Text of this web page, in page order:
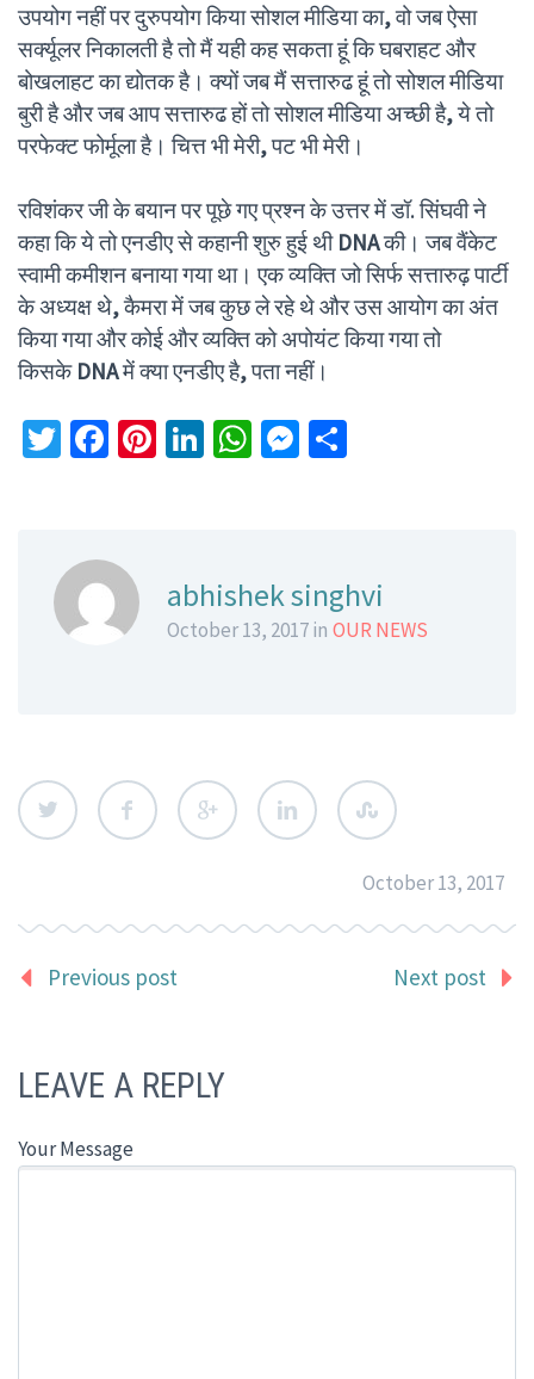
उपयोग नहीं पर दुरुपयोग किया सोशल मीडिया का,वो जब ऐसा
सर्क्यूलर निकालती है तो मैं यही कह सकता हूं कि घबराहट और
बोखलाहट का द्योतक है। क्यों जब मैं सत्तारुढ हूं तो सोशल मीडिया
बुरी है और जब आप सत्तारुढ हों तो सोशल मीडिया अच्छी है,ये तो
परफेक्ट फोर्मूला है। चित्त भी मेरी,पट भी मेरी।
रविशंकर जी के बयान पर पूछे गए प्रश्न के उत्तर में डॉ. सिंघवी ने
कहा कि ये तो एनडीए से कहानी शुरु हुई थी DNAकी। जब वैंकेट
स्वामी कमीशन बनाया गया था। एक व्यक्ति जो सिर्फ सत्तारुढ़ पार्टी
के अध्यक्ष थे,कैमरा में जब कुछ ले रहे थे और उस आयोग का अंत
किया गया और कोई और व्यक्ति को अपोयंट किया गया तो
किसके DNAमें क्या एनडीए है,पता नहीं।
Twitter
Facebook
Pinterest
LinkedIn
WhatsApp
Messenger
abhishek singhvi
October 13, 2017 in OUR NEWS
October 13, 2017
Previous post Next post
LEAVE A REPLY
Your Message